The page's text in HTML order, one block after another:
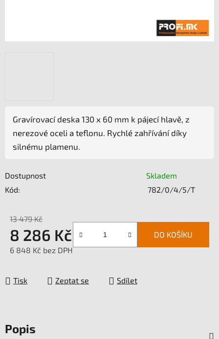
Gravírovací deska 130 x 60 mm k pájecí hlavě, z
nerezové oceli a teflonu. Rychlé zahřívání díky
silnému plamenu.
Dostupnost
Skladem
Kód:
782/0/4/5/T
13 479 Kč
8 286 Kč
6 848 Kč bez DPH
DO KOŠÍKU
Tisk Zeptat se Sdílet
Popis